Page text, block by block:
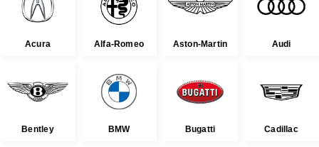
Acura Alfa-Romeo Aston-Martin Audi
Bentley BMW Bugatti Cadillac